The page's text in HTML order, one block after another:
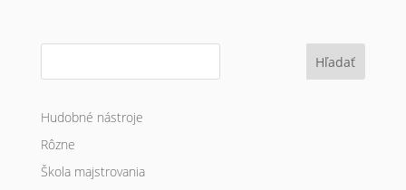
Hľadať
Hudobné nástroje
Rôzne
Škola majstrovania